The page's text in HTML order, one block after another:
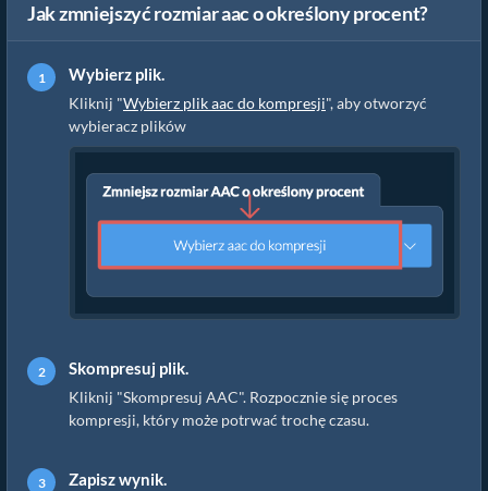
Jak zmniejszyć rozmiar aac o określony procent?
Wybierz plik.
Kliknij "Wybierz plik aac do kompresji", aby otworzyć
wybieracz plików
Skompresuj plik.
Kliknij "Skompresuj AAC". Rozpocznie się proces
kompresji, który może potrwać trochę czasu.
Zapisz wynik.